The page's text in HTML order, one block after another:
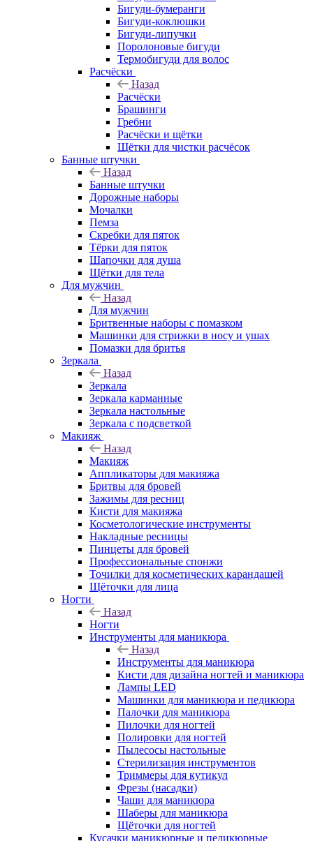
Бигуди-бумеранги
Бигуди-коклюшки
Бигуди-липучки
Поролоновые бигуди
Термобигуди для волос
Расчёски
Назад
Расчёски
Брашинги
Гребни
Расчёски и щётки
Щётки для чистки расчёсок
Банные штучки
Назад
Банные штучки
Дорожные наборы
Мочалки
Пемза
Скребки для пяток
Тёрки для пяток
Шапочки для душа
Щётки для тела
Для мужчин
Назад
Для мужчин
Бритвенные наборы с помазком
Машинки для стрижки в носу и ушах
Помазки для бритья
Зеркала
Назад
Зеркала
Зеркала карманные
Зеркала настольные
Зеркала с подсветкой
Макияж
Назад
Макияж
Аппликаторы для макияжа
Бритвы для бровей
Зажимы для ресниц
Кисти для макияжа
Косметологические инструменты
Накладные ресницы
Пинцеты для бровей
Профессиональные спонжи
Точилки для косметических карандашей
Щёточки для лица
Ногти
Назад
Ногти
Инструменты для маникюра
Назад
Инструменты для маникюра
Кисти для дизайна ногтей и маникюра
Лампы LED
Машинки для маникюра и педикюра
Палочки для маникюра
Пилочки для ногтей
Полировки для ногтей
Пылесосы настольные
Стерилизация инструментов
Триммеры для кутикул
Фрезы (насадки)
Чаши для маникюра
Шаберы для маникюра
Щёточки для ногтей
Кусачки маникюрные и педикюрные